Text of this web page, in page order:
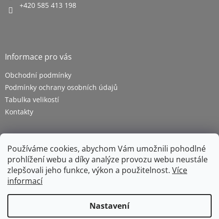
Používáme cookies, abychom Vám umožnili pohodlné
prohlížení webu a díky analýze provozu webu neustále
zlepšovali jeho funkce, výkon a použitelnost. Více
informací
Nastavení
+420 585 413 198
Informace pro vás
Obchodní podmínky
Podmínky ochrany osobních údajů
Tabulka velikostí
Kontakty